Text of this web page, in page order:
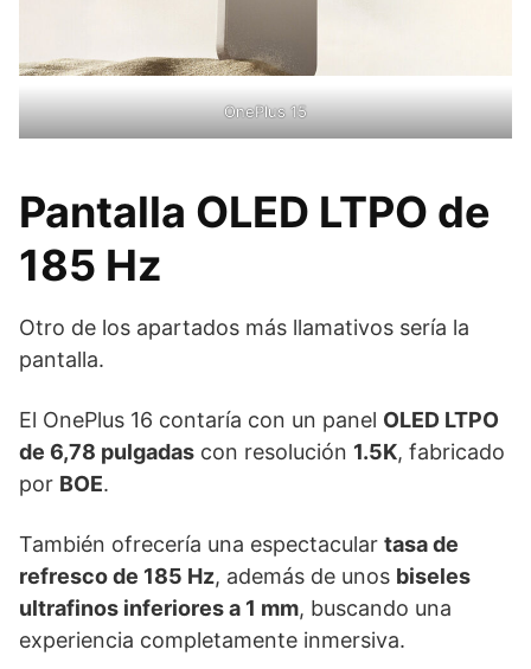
OnePlus 15
Pantalla OLED LTPO de
185 Hz
Otro de los apartados más llamativos sería la
pantalla.
El OnePlus 16 contaría con un panel OLED LTPO
de 6,78 pulgadas con resolución 1.5K, fabricado
por BOE.
También ofrecería una espectacular tasa de
refresco de 185 Hz, además de unos biseles
ultrafinos inferiores a 1 mm, buscando una
experiencia completamente inmersiva.